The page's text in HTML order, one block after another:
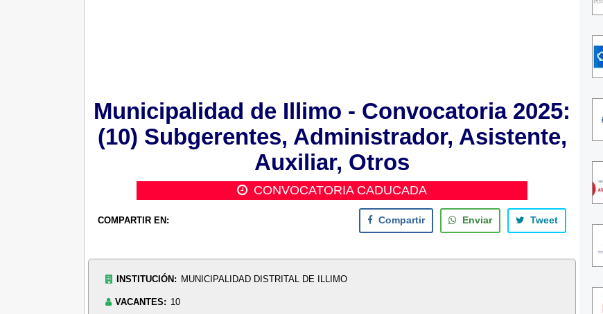
Municipalidad de Illimo - Convocatoria 2025:
(10) Subgerentes, Administrador, Asistente,
Auxiliar, Otros
CONVOCATORIA CADUCADA
COMPARTIR EN: Compartir Enviar Tweet
INSTITUCIÓN: MUNICIPALIDAD DISTRITAL DE ILLIMO
VACANTES: 10